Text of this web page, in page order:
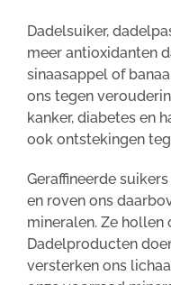
Dadelsuiker,
meer antioxidanten
sinaasappel of
ons tegen
kanker, diabetes en
ook ontstekingen
Geraffineerde
en roven ons
mineralen. Ze hollen
Dadelproducten
versterken ons